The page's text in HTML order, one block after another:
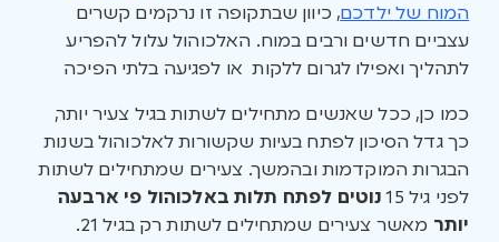
המוח של ילדכם, כיוון שבתקופה זו נרקמים קשרים
עצביים חדשים ורבים במוח. האלכוהול עלול להפריע
לתהליך ואפילו לגרום ללקות או לפגיעה בלתי הפיכה
כמו כן, ככל שאנשים מתחילים לשתות בגיל צעיר יותר,
כך גדל הסיכון לפתח בעיות שקשורות לאלכוהול בשנות
הבגרות המוקדמות ובהמשך. צעירים שמתחילים לשתות
לפני גיל 15
נוטים לפתח תלות באלכוהול פי ארבעה
יותר
מאשר צעירים שמתחילים לשתות רק בגיל 21.